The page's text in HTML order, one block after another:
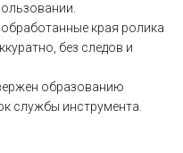
края ролика
без следов и
образованию
службы инструмента.